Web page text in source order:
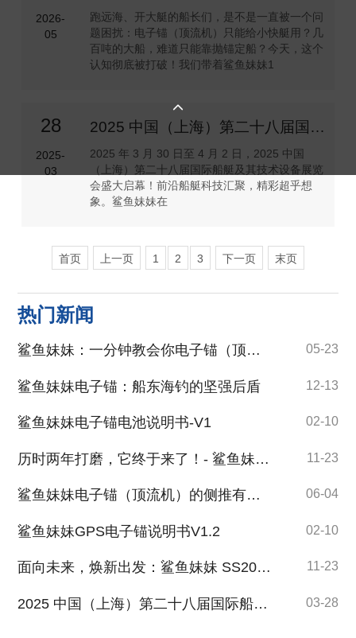

2026-
05
跑远海、开大艇的船长们，是不是一直被一个问
题困扰：电子锚（顶流机）只能给小快艇用？几
百吨的大船，难道只能靠抛锚定船？今天，这个
认知彻底被打破！我们带着鲨鱼妹妹1
28
2025-
03
2025 中国（上海）第二十八届国际船艇及其技术设备展览会盛大启幕
2025 年 3 月 30 日至 4 月 2 日，2025 中国
（上海）第二十八届国际船艇及其技术设备展览
会盛大启幕！前沿船艇科技汇聚，精彩超乎想
象。鲨鱼妹妹在
首页 上一页 1 2 3 下一页 末页
热门新闻
鲨鱼妹妹：一分钟教会你电子锚（顶流机）盖流功能 05-23
鲨鱼妹妹电子锚：船东海钓的坚强后盾 12-13
鲨鱼妹妹电子锚电池说明书-V1 02-10
历时两年打磨，它终于来了！- 鲨鱼妹妹 自研电子锚专用电池 11-23
鲨鱼妹妹电子锚（顶流机）的侧推有什么用？ 06-04
鲨鱼妹妹GPS电子锚说明书V1.2 02-10
面向未来，焕新出发：鲨鱼妹妹 SS200 电子锚全面升级！ 11-23
2025 中国（上海）第二十八届国际船艇及其技术设备展览会盛大启幕 03-28